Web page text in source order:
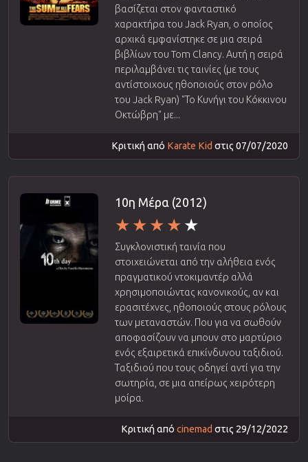
βασίζεται στον φανταστικό
χαρακτήρα του Jack Ryan, ο οποίος
αρχικά εμφανίστηκε σε μια σειρά
βιβλίων του Tom Clancy. Αυτή η σειρά
περιλαμβάνει τις ταινίες (με τους
αντίστοιχους ηθοποιούς στον ρόλο
του Jack Ryan) "Το Κυνήγι του Κόκκινου
Οκτώβρη" με...
Κριτική από Karate Kid στις 07/07/2020
10η Μέρα (2012)
Συγκλονιστική ταινία που
στοιχειώνεται από την αλήθεια ενός
πραγματικού ντοκιμαντέρ αλλά
χρησιμοποιώντας κανονικούς, αν και
ερασιτέχνες, ηθοποιούς στους ρόλους
των μεταναστών. Που για να σωθούν
αποφασίζουν να μπουν στο μαρτύριο
ενός εξαιρετικά επικίνδυνου ταξιδιού.
Ταξιδιού που τους οδηγεί αντί για την
σωτηρία, σε μια απείρως χειρότερη
μοίρα.
Κριτική από cinemad στις 29/12/2022